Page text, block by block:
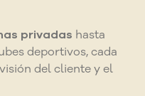
privadas hasta
deportivos, cada
del cliente y el